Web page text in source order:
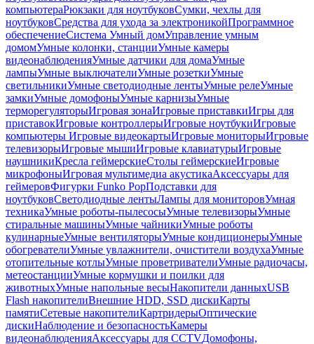
компьютераРюкзаки для ноутбуковСумки, чехлы для
ноутбуковСредства для ухода за электроникойПрограммное
обеспечениеСистема Умный домУправление умным
домомУмные колонки, станцииУмные камеры
видеонаблюденияУмные датчики для домаУмные
лампыУмные выключателиУмные розеткиУмные
светильникиУмные светодиодные лентыУмные релеУмные
замкиУмные домофоныУмные карнизыУмные
терморегуляторыИгровая зонаИгровые приставкиИгры для
приставокИгровые контроллерыИгровые ноутбукиИгровые
компьютеры Игровые видеокартыИгровые мониторыИгровые
телевизорыИгровые мышиИгровые клавиатурыИгровые
наушникиКресла геймерскиеСтолы геймерскиеИгровые
микрофоныИгровая мультимедиа акустикаАксессуары для
геймеровФигурки Funko PopПодставки для
ноутбуковСветодиодные лентыЛампы для мониторовУмная
техникаУмные роботы-пылесосыУмные телевизорыУмные
стиральные машиныУмные чайникиУмные роботы
кулинарныеУмные вентиляторыУмные кондиционерыУмные
обогревателиУмные увлажнители, очистители воздухаУмные
отопительные котлыУмные проветривателиУмные радиочасы,
метеостанцииУмные кормушки и поилки для
животныхУмные напольные весыНакопители данныхUSB
Flash накопителиВнешние HDD, SSD дискиКарты
памятиСетевые накопителиКартридерыОптические
дискиНаблюдение и безопасностьКамеры
видеонаблюденияАксессуары для CCTVДомофоны,